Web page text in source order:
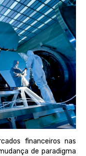
financeiros nas
de paradigma